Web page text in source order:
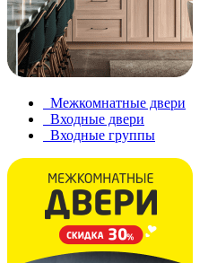
Межкомнатные двери
Входные двери
Входные группы